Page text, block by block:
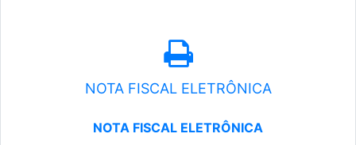
NOTA FISCAL ELETRÔNICA
NOTA FISCAL ELETRÔNICA